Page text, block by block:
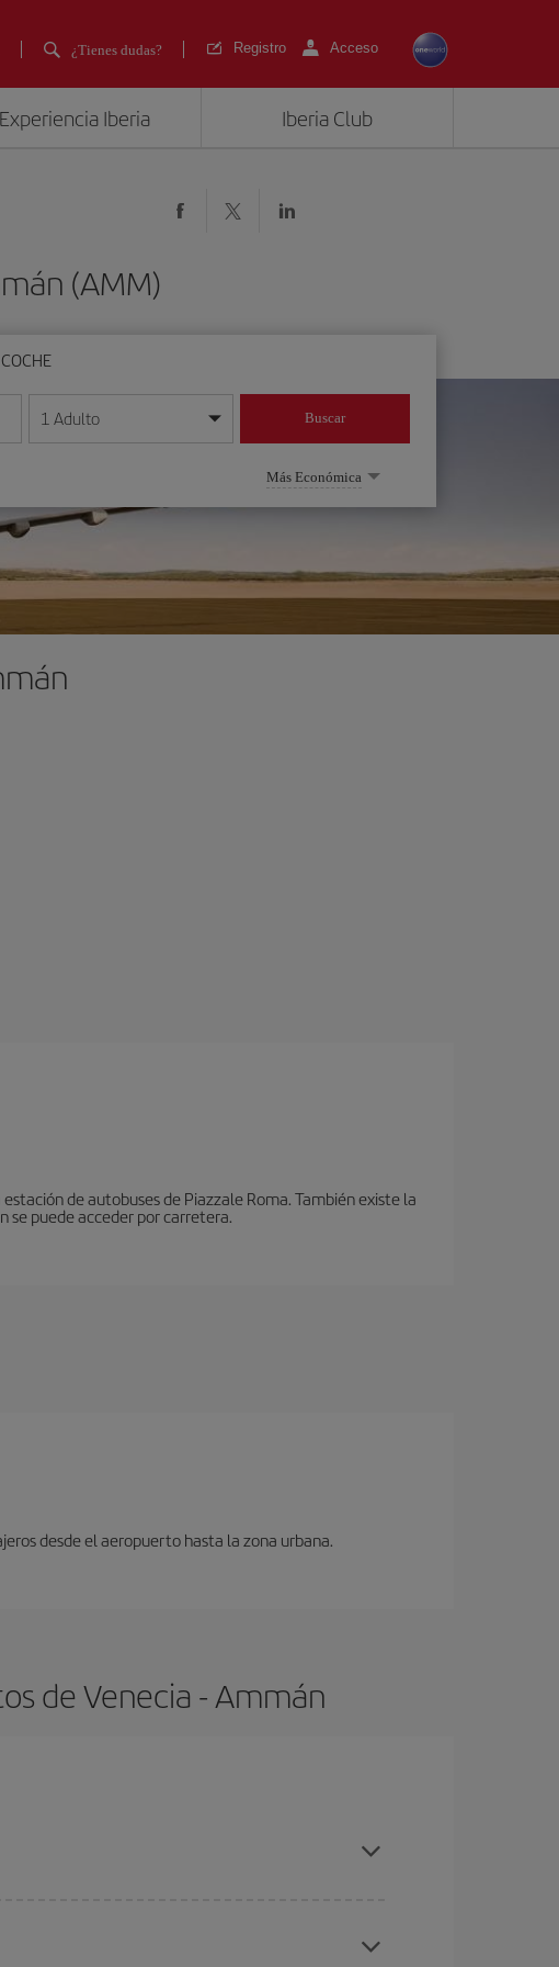
¿Tienes dudas? Registro Acceso
Experiencia Iberia Iberia Club
(AMM)
COCHE
formato día/mes/año
1 Adulto Buscar
Más Económica
de autobuses de Piazzale Roma. También existe la
se puede acceder por carretera.
desde el aeropuerto hasta la zona urbana.
de Venecia - Ammán